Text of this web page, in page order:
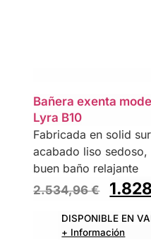
Bañera exenta
Lyra B10
Fabricada en solid
acabado liso
buen baño relajante
2.534,96€
DISPONIBLE EN
+ Información